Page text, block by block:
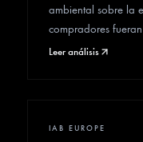
ambiental sobre la
compradores
Leer análisis
IAB EUROPE